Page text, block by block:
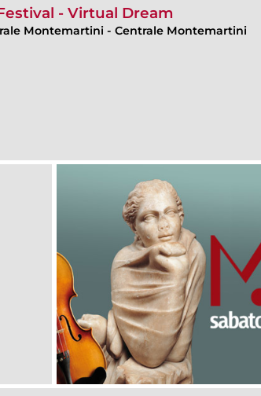
- Virtual Dream
Montemartini - Centrale Montemartini